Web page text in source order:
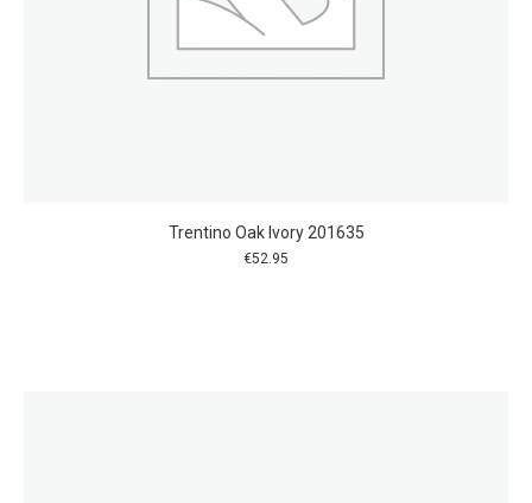
Trentino Oak Ivory 201635
€52.95